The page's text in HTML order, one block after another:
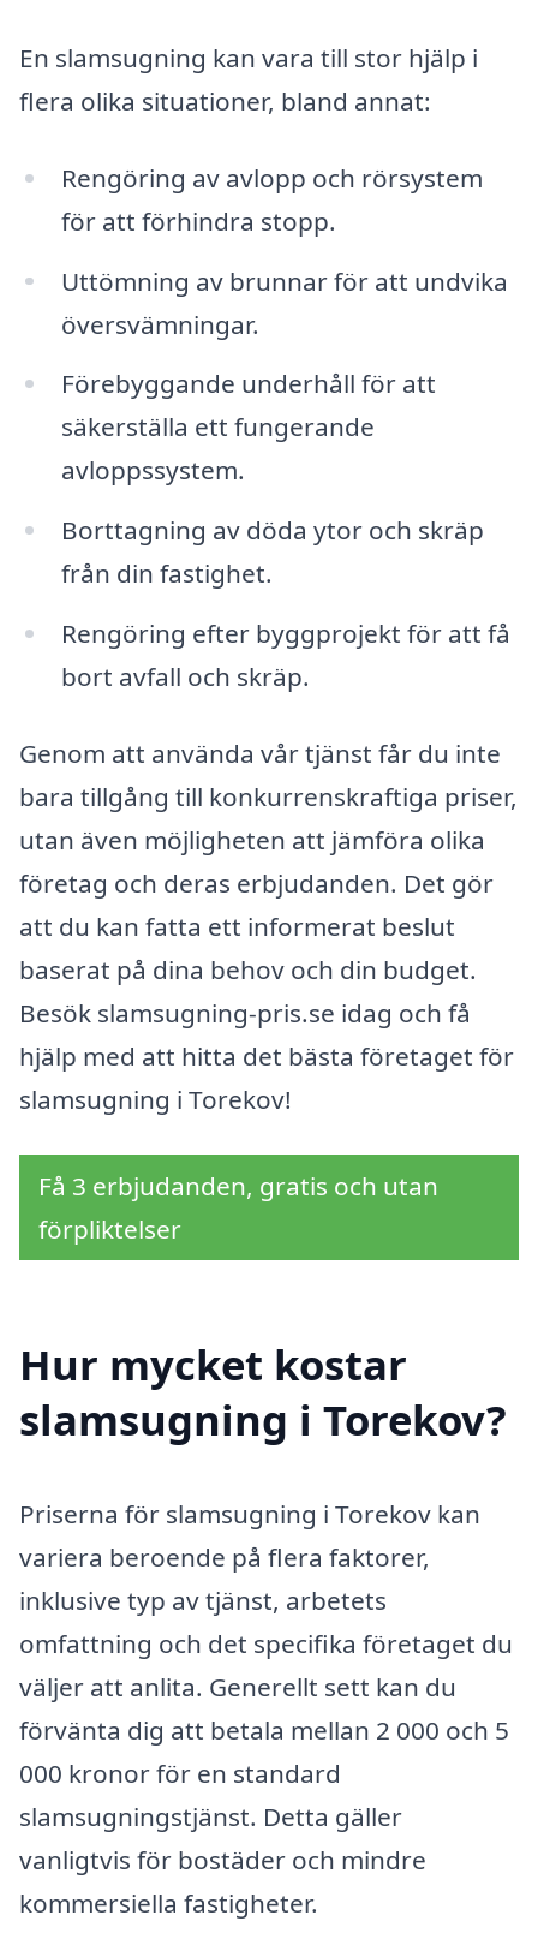
En slamsugning kan vara till stor hjälp i
flera olika situationer, bland annat:
Rengöring av avlopp och rörsystem
för att förhindra stopp.
Uttömning av brunnar för att undvika
översvämningar.
Förebyggande underhåll för att
säkerställa ett fungerande
avloppssystem.
Borttagning av döda ytor och skräp
från din fastighet.
Rengöring efter byggprojekt för att få
bort avfall och skräp.
Genom att använda vår tjänst får du inte
bara tillgång till konkurrenskraftiga priser,
utan även möjligheten att jämföra olika
företag och deras erbjudanden. Det gör
att du kan fatta ett informerat beslut
baserat på dina behov och din budget.
Besök slamsugning-pris.se idag och få
hjälp med att hitta det bästa företaget för
slamsugning i Torekov!
Få 3 erbjudanden, gratis och utan
förpliktelser
Hur mycket kostar
slamsugning i Torekov?
Priserna för slamsugning i Torekov kan
variera beroende på flera faktorer,
inklusive typ av tjänst, arbetets
omfattning och det specifika företaget du
väljer att anlita. Generellt sett kan du
förvänta dig att betala mellan 2 000 och 5
000 kronor för en standard
slamsugningstjänst. Detta gäller
vanligtvis för bostäder och mindre
kommersiella fastigheter.